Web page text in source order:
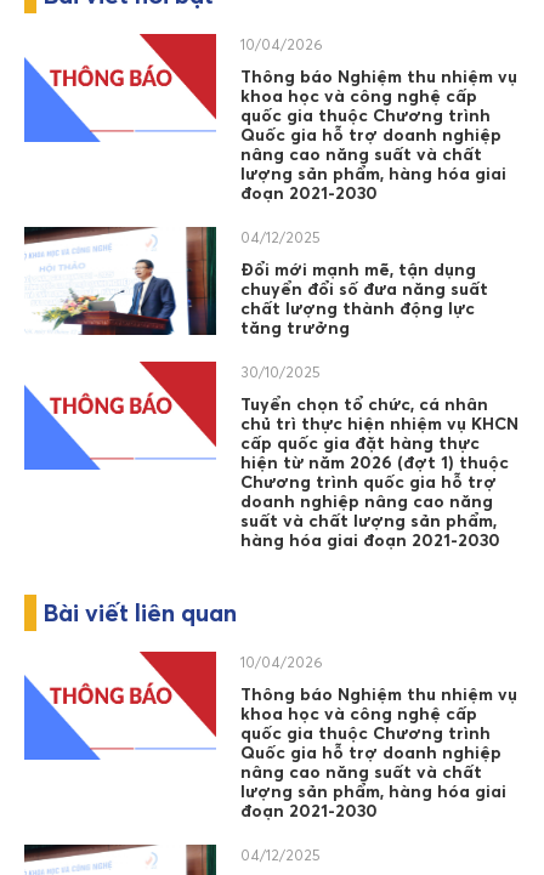
10/04/2026
Thông báo Nghiệm thu nhiệm vụ
khoa học và công nghệ cấp
quốc gia thuộc Chương trình
Quốc gia hỗ trợ doanh nghiệp
nâng cao năng suất và chất
lượng sản phẩm, hàng hóa giai
đoạn 2021-2030
04/12/2025
Đổi mới mạnh mẽ, tận dụng
chuyển đổi số đưa năng suất
chất lượng thành động lực
tăng trưởng
30/10/2025
Tuyển chọn tổ chức, cá nhân
chủ trì thực hiện nhiệm vụ KHCN
cấp quốc gia đặt hàng thực
hiện từ năm 2026 (đợt 1) thuộc
Chương trình quốc gia hỗ trợ
doanh nghiệp nâng cao năng
suất và chất lượng sản phẩm,
hàng hóa giai đoạn 2021-2030
Bài viết liên quan
10/04/2026
Thông báo Nghiệm thu nhiệm vụ
khoa học và công nghệ cấp
quốc gia thuộc Chương trình
Quốc gia hỗ trợ doanh nghiệp
nâng cao năng suất và chất
lượng sản phẩm, hàng hóa giai
đoạn 2021-2030
04/12/2025